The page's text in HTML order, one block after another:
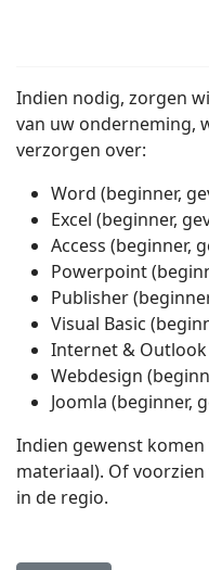
Indien nodig, zorgen
van uw onderneming,
verzorgen over:
Word (beginner,
Excel (beginner,
Access (beginner,
Powerpoint
Publisher
Visual Basic
Internet & Outlook
Webdesign
Joomla (beginner,
Indien gewenst
materiaal). Of
in de regio.